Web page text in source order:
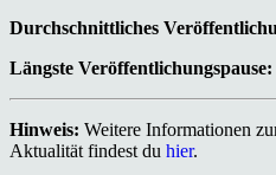
Durchschnittliches
Längste Veröffentlichungspause:
Hinweis: Weitere Informationen
Aktualität findest du hier.